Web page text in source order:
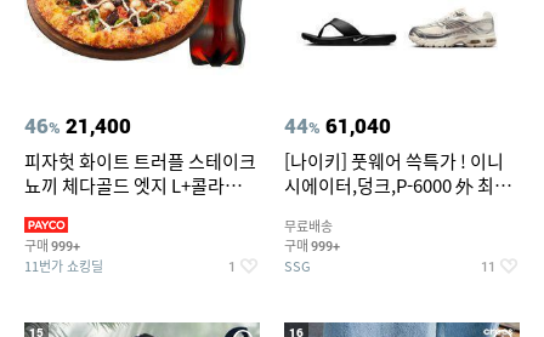
46% 21,400
피자헛 화이트 트러플 스테이크
뇨끼 체다골드 엣지 L+콜라
구매 999+
11번가 쇼킹딜 1
44% 61,040
[나이키] 풋웨어 쓱특가 ! 이니
시에이터,덩크,P-6000 外 최대
무료배송
구매 999+
SSG 11
15 16